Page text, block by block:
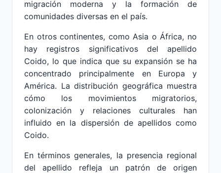
migración moderna y la formación de
comunidades diversas en el país.
En otros continentes, como Asia o África, no
hay registros significativos del apellido
Coido, lo que indica que su expansión se ha
concentrado principalmente en Europa y
América. La distribución geográfica muestra
cómo los movimientos migratorios,
colonización y relaciones culturales han
influido en la dispersión de apellidos como
Coido.
En términos generales, la presencia regional
del apellido refleja un patrón de origen